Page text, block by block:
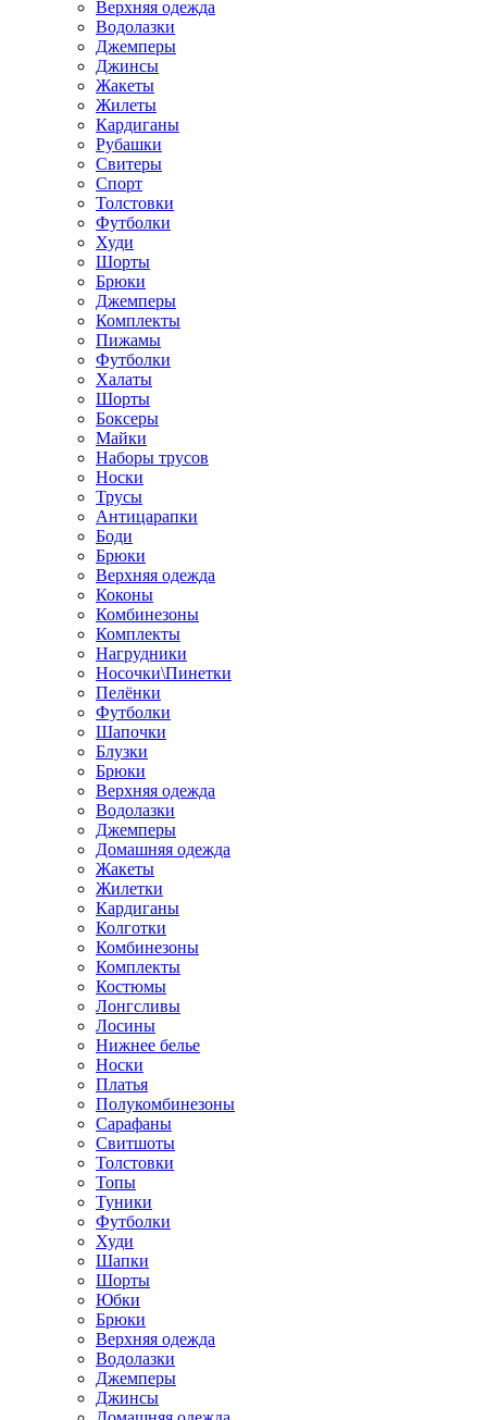
Верхняя одежда
Водолазки
Джемперы
Джинсы
Жакеты
Жилеты
Кардиганы
Рубашки
Свитеры
Спорт
Толстовки
Футболки
Худи
Шорты
Брюки
Джемперы
Комплекты
Пижамы
Футболки
Халаты
Шорты
Боксеры
Майки
Наборы трусов
Носки
Трусы
Антицарапки
Боди
Брюки
Верхняя одежда
Коконы
Комбинезоны
Комплекты
Нагрудники
Носочки\Пинетки
Пелёнки
Футболки
Шапочки
Блузки
Брюки
Верхняя одежда
Водолазки
Джемперы
Домашняя одежда
Жакеты
Жилетки
Кардиганы
Колготки
Комбинезоны
Комплекты
Костюмы
Лонгсливы
Лосины
Нижнее белье
Носки
Платья
Полукомбинезоны
Сарафаны
Свитшоты
Толстовки
Топы
Туники
Футболки
Худи
Шапки
Шорты
Юбки
Брюки
Верхняя одежда
Водолазки
Джемперы
Джинсы